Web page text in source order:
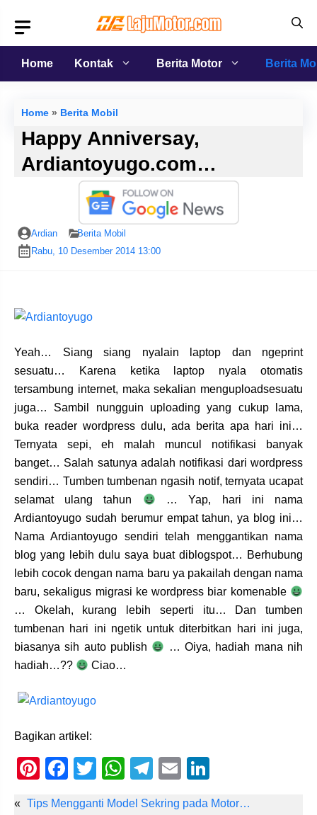
isi
Home
Kontak Berita Motor Berita
Home » Berita Mobil
Happy Anniversay,
Ardiantoyugo.com…
Ardian
Berita Mobil
Rabu, 10 Desember 2014 13:00
Yeah… Siang siang nyalain laptop dan ngeprint
sesuatu… Karena ketika laptop nyala otomatis
tersambung internet, maka sekalian menguploadsesuatu
juga… Sambil nungguin uploading yang cukup lama,
buka reader wordpress dulu, ada berita apa hari ini…
Ternyata sepi, eh malah muncul notifikasi banyak
banget… Salah satunya adalah notifikasi dari wordpress
sendiri… Tumben tumbenan ngasih notif, ternyata ucapat
selamat ulang tahun
… Yap, hari ini nama
Ardiantoyugo sudah berumur empat tahun, ya blog ini…
Nama Ardiantoyugo sendiri telah menggantikan nama
blog yang lebih dulu saya buat diblogspot… Berhubung
lebih cocok dengan nama baru ya pakailah dengan nama
baru, sekaligus migrasi ke wordpress biar komenable
… Okelah, kurang lebih seperti itu… Dan tumben
tumbenan hari ini ngetik untuk diterbitkan hari ini juga,
biasanya sih auto publish
… Oiya, hadiah mana nih
hadiah…??
Ciao…
Bagikan artikel:
Pi
F
T
W
T
E
« Tips Mengganti Model Sekring pada Motor…